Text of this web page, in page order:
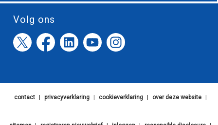
Volg ons
contact privacyverklaring cookieverklaring over deze website